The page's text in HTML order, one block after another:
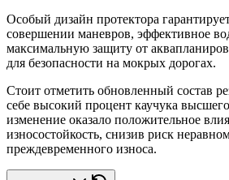
Особый дизайн протектора
совершении маневров, эффективное
максимальную защиту от
для безопасности на мокрых дорогах.
Стоит отметить обновленный состав
себе высокий процент каучука
изменение оказало положительное
износостойкость, снизив риск
преждевременного износа.